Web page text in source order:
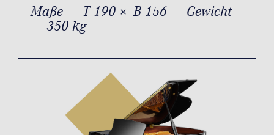
Maße T 190 × B 156
Gewicht
350 kg